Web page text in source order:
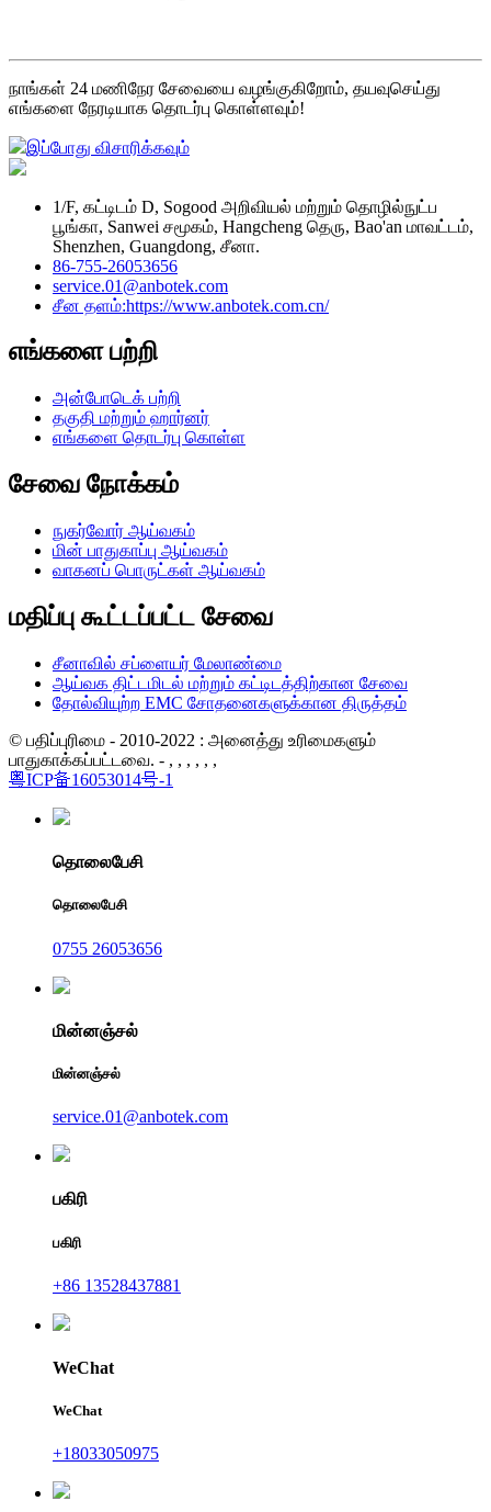
நாங்கள் 24 மணிநேர சேவையை வழங்குகிறோம், தயவுசெய்து
எங்களை நேரடியாக தொடர்பு கொள்ளவும்!
இப்போது விசாரிக்கவும்
1/F, கட்டிடம் D, Sogood அறிவியல் மற்றும் தொழில்நுட்ப
பூங்கா, Sanwei சமூகம், Hangcheng தெரு, Bao'an மாவட்டம்,
Shenzhen, Guangdong, சீனா.
86-755-26053656
service.01@anbotek.com
சீன தளம்:https://www.anbotek.com.cn/
எங்களை பற்றி
அன்போடெக் பற்றி
தகுதி மற்றும் ஹார்னர்
எங்களை தொடர்பு கொள்ள
சேவை நோக்கம்
நுகர்வோர் ஆய்வகம்
மின் பாதுகாப்பு ஆய்வகம்
வாகனப் பொருட்கள் ஆய்வகம்
மதிப்பு கூட்டப்பட்ட சேவை
சீனாவில் சப்ளையர் மேலாண்மை
ஆய்வக திட்டமிடல் மற்றும் கட்டிடத்திற்கான சேவை
தோல்வியுற்ற EMC சோதனைகளுக்கான திருத்தம்
© பதிப்புரிமை - 2010-2022 : அனைத்து உரிமைகளும்
பாதுகாக்கப்பட்டவை. - , , , , , ,
粤ICP备16053014号-1
தொலைபேசி
தொலைபேசி
0755 26053656
மின்னஞ்சல்
மின்னஞ்சல்
service.01@anbotek.com
பகிரி
பகிரி
+86 13528437881
WeChat
WeChat
+18033050975